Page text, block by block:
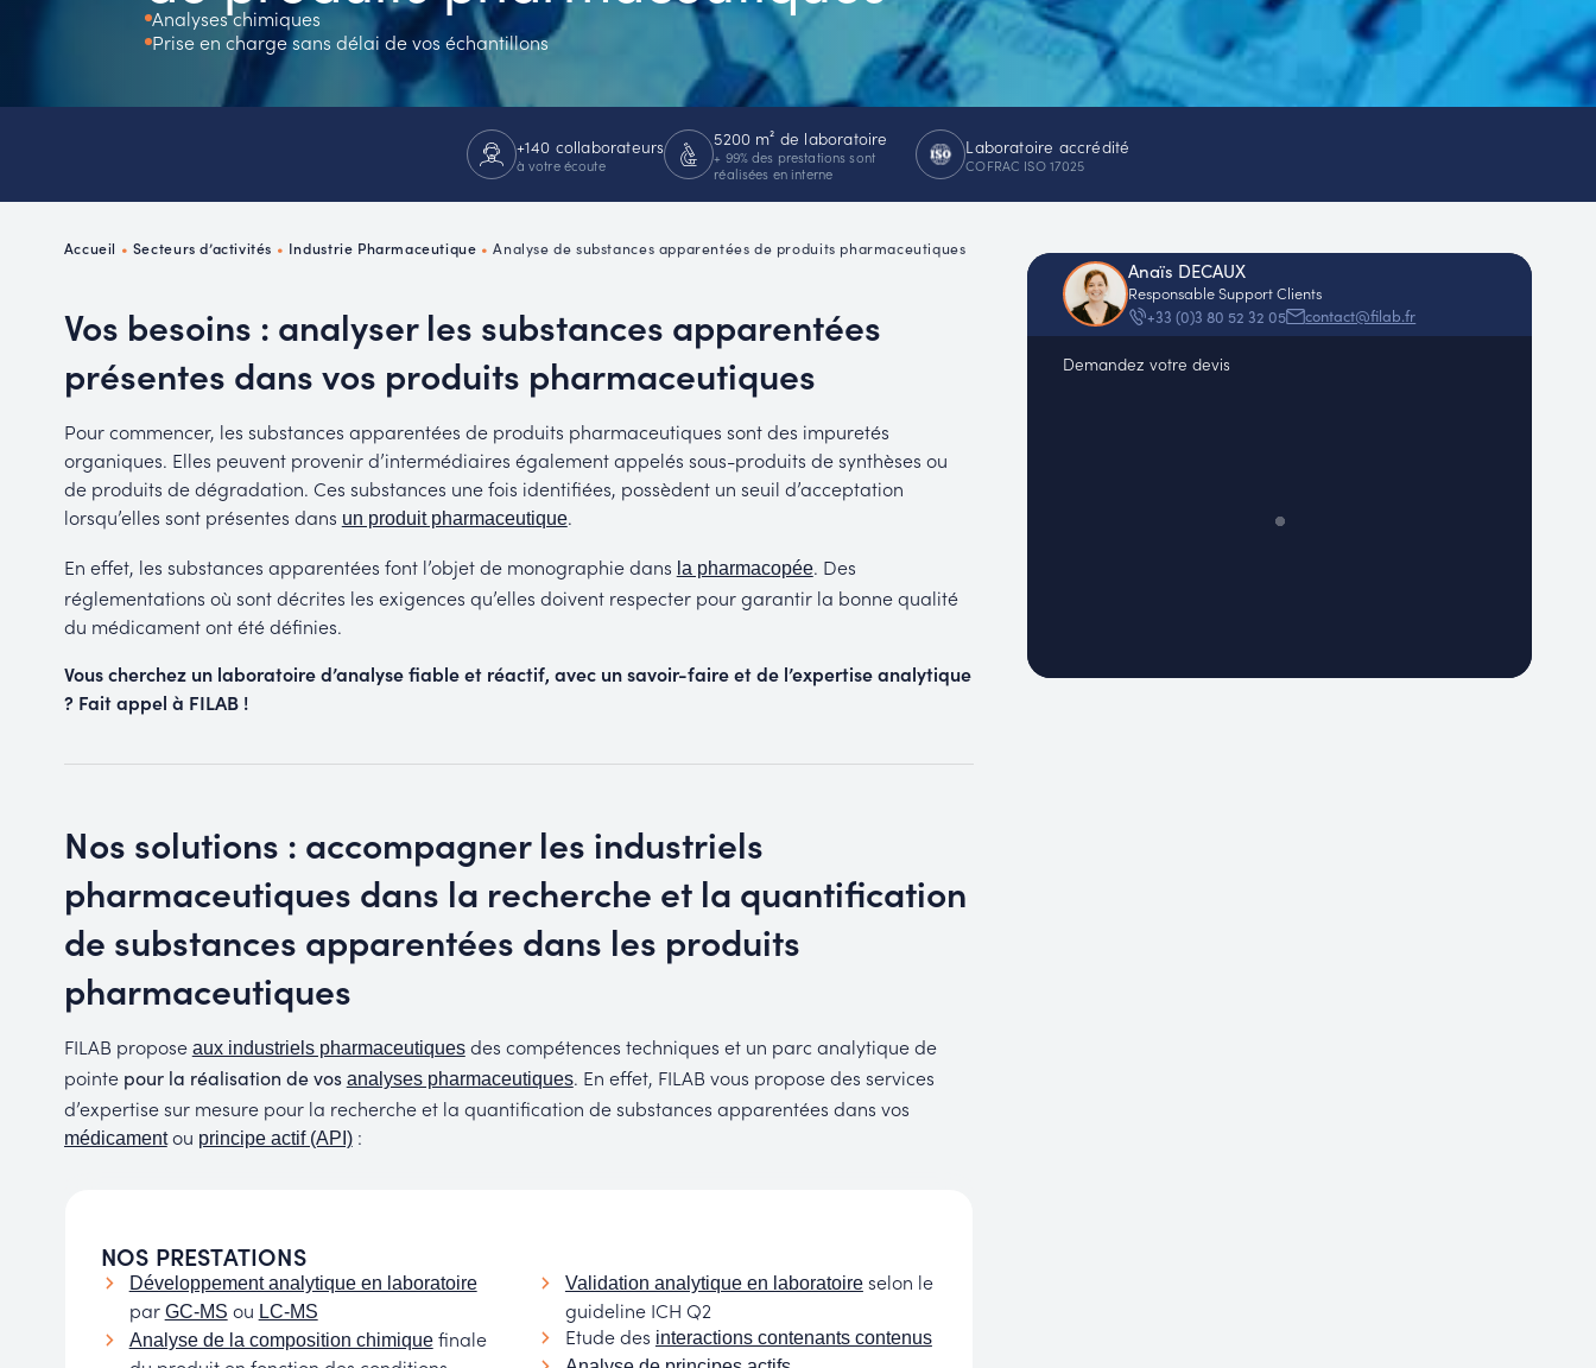
PMUC
REACH
Analyses chimiques
Prise en charge sans délai de vos échantillons
+140 collaborateurs
à votre écoute
5200 m² de laboratoire
+ 99% des prestations sont
réalisées en interne
Laboratoire accrédité
COFRAC ISO 17025
Accueil • Secteurs d’activités • Industrie Pharmaceutique •Analyse de substances apparentées de produits pharmaceutiques
Vos besoins : analyser les substances apparentées
présentes dans vos produits pharmaceutiques
Pour commencer, les substances apparentées de produits pharmaceutiques sont des impuretés
organiques. Elles peuvent provenir d’intermédiaires également appelés sous-produits de synthèses ou
de produits de dégradation. Ces substances une fois identifiées, possèdent un seuil d’acceptation
lorsqu’elles sont présentes dans un produit pharmaceutique.
En effet, les substances apparentées font l’objet de monographie dans la pharmacopée. Des
réglementations où sont décrites les exigences qu’elles doivent respecter pour garantir la bonne qualité
du médicament ont été définies.
Vous cherchez un laboratoire d’analyse fiable et réactif, avec un savoir-faire et de l’expertise analytique
? Fait appel à FILAB !
Nos solutions : accompagner les industriels
pharmaceutiques dans la recherche et la quantification
de substances apparentées dans les produits
pharmaceutiques
FILAB propose aux industriels pharmaceutiquesdes compétences techniques et un parc analytique de
pointe pour la réalisation de vos analyses pharmaceutiques. En effet, FILAB vous propose des services
d’expertise sur mesure pour la recherche et la quantification de substances apparentées dans vos
médicamentou principe actif (API):
NOS PRESTATIONS
Développement analytique en laboratoire
par GC-MS ou LC-MS
Analyse de la composition chimiquefinale
Validation analytique en laboratoireselon le
guideline ICH Q2
Etude des interactions contenants contenus
Anaïs DECAUX
Responsable Support Clients
+33 (0)3 80 52 32 05
contact@filab.fr
Demandez votre devis